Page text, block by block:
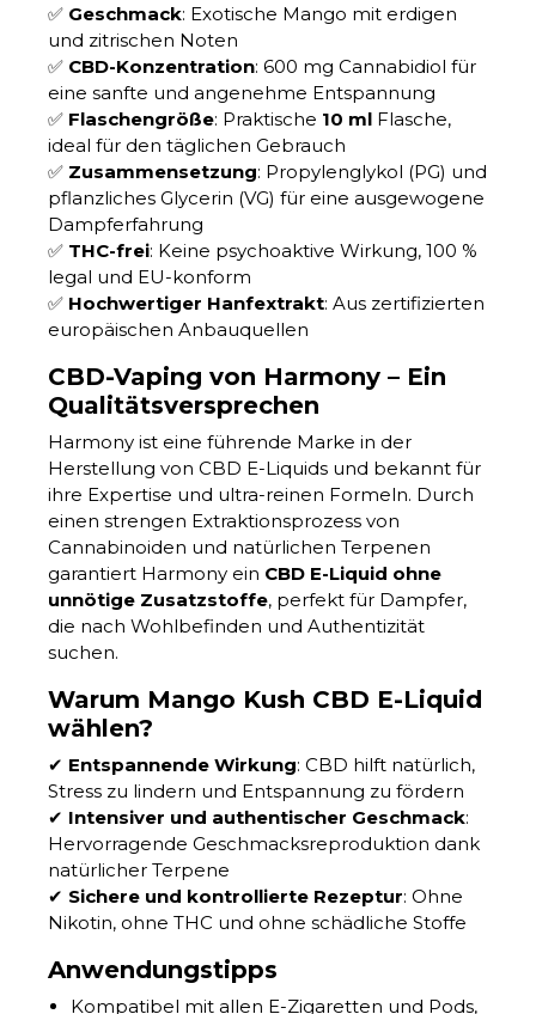
✅ Geschmack: Exotische Mango mit erdigen
und zitrischen Noten
✅ CBD-Konzentration: 600 mg Cannabidiol für
eine sanfte und angenehme Entspannung
✅ Flaschengröße: Praktische 10 ml Flasche,
ideal für den täglichen Gebrauch
✅ Zusammensetzung: Propylenglykol (PG) und
pflanzliches Glycerin (VG) für eine ausgewogene
Dampferfahrung
✅ THC-frei: Keine psychoaktive Wirkung, 100 %
legal und EU-konform
✅ Hochwertiger Hanfextrakt: Aus zertifizierten
europäischen Anbauquellen
CBD-Vaping von Harmony – Ein
Qualitätsversprechen
Harmony ist eine führende Marke in der
Herstellung von CBD E-Liquids und bekannt für
ihre Expertise und ultra-reinen Formeln. Durch
einen strengen Extraktionsprozess von
Cannabinoiden und natürlichen Terpenen
garantiert Harmony ein CBD E-Liquid ohne
unnötige Zusatzstoffe, perfekt für Dampfer,
die nach Wohlbefinden und Authentizität
suchen.
Warum Mango Kush CBD E-Liquid
wählen?
✔ Entspannende Wirkung: CBD hilft natürlich,
Stress zu lindern und Entspannung zu fördern
✔ Intensiver und authentischer Geschmack:
Hervorragende Geschmacksreproduktion dank
natürlicher Terpene
✔ Sichere und kontrollierte Rezeptur: Ohne
Nikotin, ohne THC und ohne schädliche Stoffe
Anwendungstipps
Kompatibel mit allen E-Zigaretten und Pods,